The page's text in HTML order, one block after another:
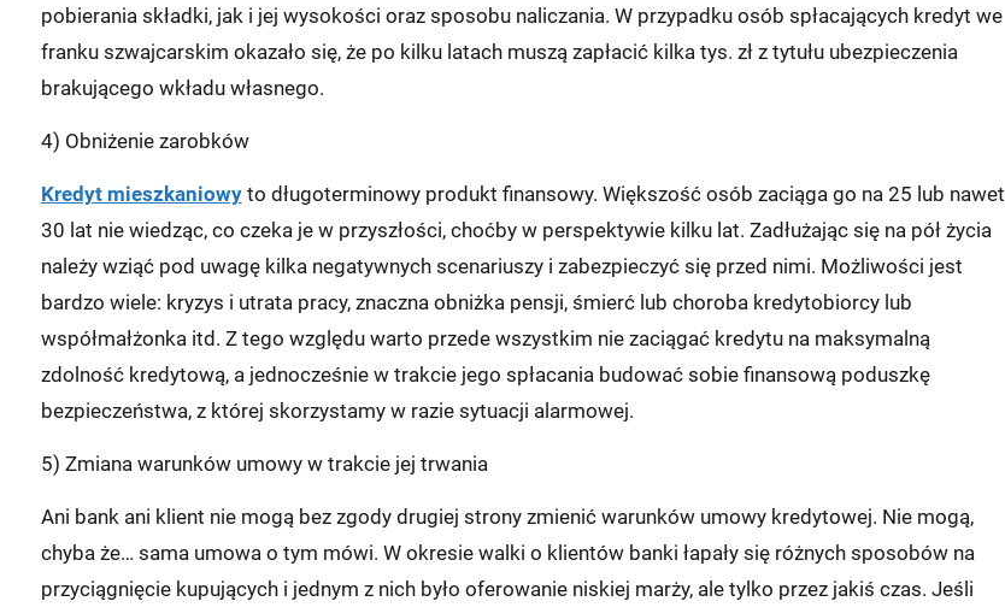
pobierania składki, jak i jej wysokości oraz sposobu naliczania. W przypadku osób spłacających kredyt we
franku szwajcarskim okazało się, że po kilku latach muszą zapłacić kilka tys. zł z tytułu ubezpieczenia
brakującego wkładu własnego.
4) Obniżenie zarobków
Kredyt mieszkaniowyto długoterminowy produkt finansowy. Większość osób zaciąga go na 25 lub nawet
30 lat nie wiedząc, co czeka je w przyszłości, choćby w perspektywie kilku lat. Zadłużając się na pół życia
należy wziąć pod uwagę kilka negatywnych scenariuszy i zabezpieczyć się przed nimi. Możliwości jest
bardzo wiele: kryzys i utrata pracy, znaczna obniżka pensji, śmierć lub choroba kredytobiorcy lub
współmałżonka itd. Z tego względu warto przede wszystkim nie zaciągać kredytu na maksymalną
zdolność kredytową, a jednocześnie w trakcie jego spłacania budować sobie finansową poduszkę
bezpieczeństwa, z której skorzystamy w razie sytuacji alarmowej.
5) Zmiana warunków umowy w trakcie jej trwania
Ani bank ani klient nie mogą bez zgody drugiej strony zmienić warunków umowy kredytowej. Nie mogą,
chyba że… sama umowa o tym mówi. W okresie walki o klientów banki łapały się różnych sposobów na
przyciągnięcie kupujących i jednym z nich było oferowanie niskiej marży, ale tylko przez jakiś czas. Jeśli